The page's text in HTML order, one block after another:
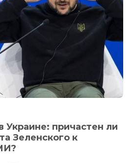
Украине: причастен ли
Зеленского к